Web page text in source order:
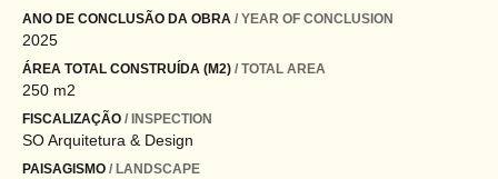
ANO DE CONCLUSÃO DA OBRA / YEAR OF CONCLUSION
2025
ÁREA TOTAL CONSTRUÍDA (M2) / TOTAL AREA
250 m2
FISCALIZAÇÃO / INSPECTION
SO Arquitetura & Design
PAISAGISMO / LANDSCAPE